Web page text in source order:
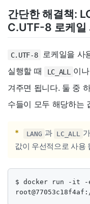
간단한 해결책:
C.UTF-8 로케일
C.UTF-8
로케일을 사
실행할 때
LC_ALL 이나
겨주면 됩니다. 둘 중
수들이 모두 해당하는
* LANG 과 LC_ALL
값이 우선적으로 사용
$ docker run -it -e